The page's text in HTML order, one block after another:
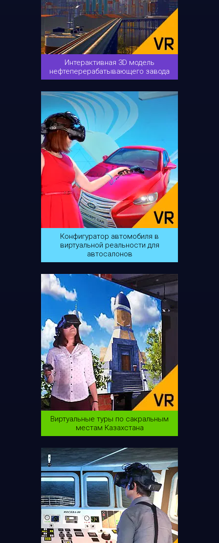
Интерактивная 3D модель
нефтеперерабатывающего завода
Конфигуратор автомобиля в
виртуальной реальности для
автосалонов
Виртуальные туры по сакральным
местам Казахстана